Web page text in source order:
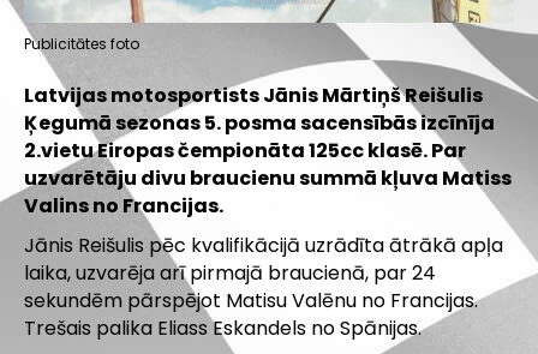
Publicitātes foto
Latvijas motosportists Jānis Mārtiņš Reišulis
Ķegumā sezonas 5. posma sacensībās izcīnīja
2.vietu Eiropas čempionāta 125cc klasē. Par
uzvarētāju divu braucienu summā kļuva Matiss
Valins no Francijas.
Jānis Reišulis pēc kvalifikācijā uzrādīta ātrākā apļa
laika, uzvarēja arī pirmajā braucienā, par 24
sekundēm pārspējot Matisu Valēnu no Francijas.
Trešais palika Eliass Eskandels no Spānijas.